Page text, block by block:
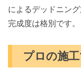
によるデッドニン
完成度は格別です。
プロの施